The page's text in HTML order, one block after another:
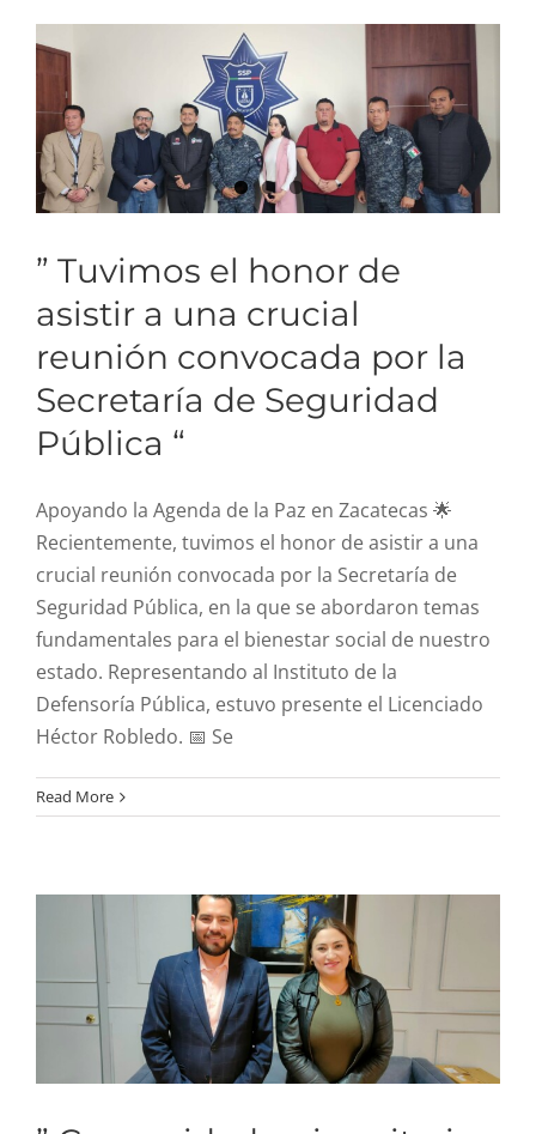
Pública “
” Tuvimos el honor de
asistir a una crucial
reunión convocada por la
Secretaría de Seguridad
Pública “
Apoyando la Agenda de la Paz en Zacatecas 🌟
Recientemente, tuvimos el honor de asistir a una
crucial reunión convocada por la Secretaría de
Seguridad Pública, en la que se abordaron temas
fundamentales para el bienestar social de nuestro
estado. Representando al Instituto de la
Defensoría Pública, estuvo presente el Licenciado
Héctor Robledo. 📅 Se
Read More” Comunidad universitaria